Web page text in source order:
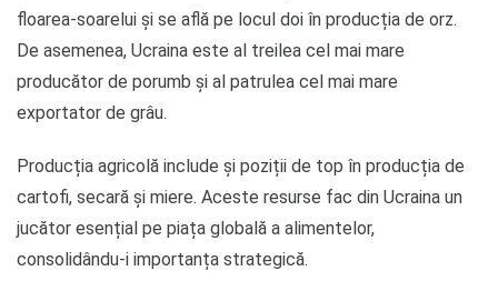
floarea-soarelui și se află pe locul doi în producția de orz.
De asemenea, Ucraina este al treilea cel mai mare
producător de porumb și al patrulea cel mai mare
exportator de grâu.
Producția agricolă include și poziții de top în producția de
cartofi, secară și miere. Aceste resurse fac din Ucraina un
jucător esențial pe piața globală a alimentelor,
consolidându-i importanța strategică.